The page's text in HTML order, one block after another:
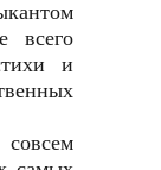
всего
и